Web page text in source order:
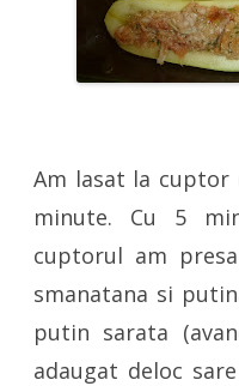
Am lasat la cuptor
minute. Cu 5
cuptorul am
smanatana si
putin sarata
adaugat deloc